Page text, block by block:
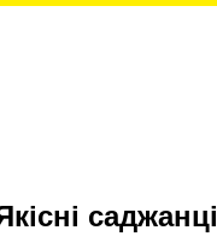
саджанці